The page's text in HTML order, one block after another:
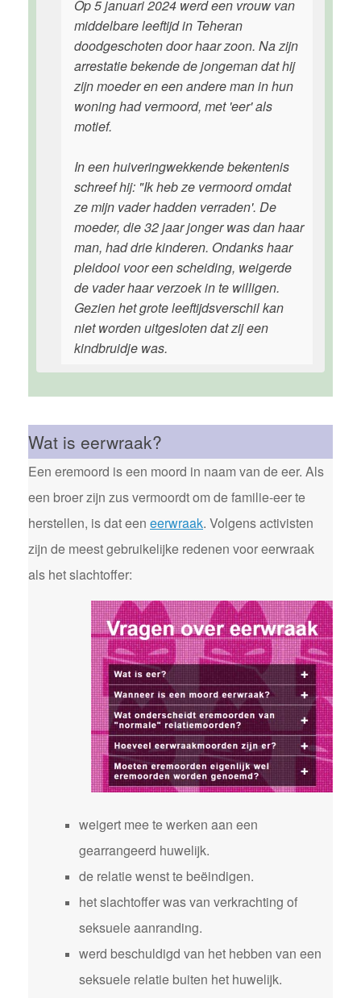
Op 5 januari 2024 werd een vrouw van
middelbare leeftijd in Teheran
doodgeschoten door haar zoon. Na zijn
arrestatie bekende de jongeman dat hij
zijn moeder en een andere man in hun
woning had vermoord, met 'eer' als
motief.
In een huiveringwekkende bekentenis
schreef hij: "Ik heb ze vermoord omdat
ze mijn vader hadden verraden'. De
moeder, die 32 jaar jonger was dan haar
man, had drie kinderen. Ondanks haar
pleidooi voor een scheiding, weigerde
de vader haar verzoek in te willigen.
Gezien het grote leeftijdsverschil kan
niet worden uitgesloten dat zij een
kindbruidje was.
Wat is eerwraak?
Een eremoord is een moord in naam van de eer. Als
een broer zijn zus vermoordt om de familie-eer te
herstellen, is dat een eerwraak. Volgens activisten
zijn de meest gebruikelijke redenen voor eerwraak
als het slachtoffer:
weigert mee te werken aan een
gearrangeerd huwelijk.
de relatie wenst te beëindigen.
het slachtoffer was van verkrachting of
seksuele aanranding.
werd beschuldigd van het hebben van een
seksuele relatie buiten het huwelijk.